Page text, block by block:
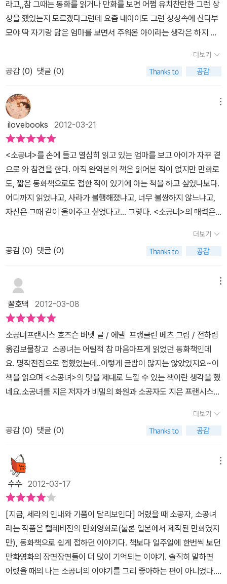
놓인다. 아이들이 잠자는 틈에 이 모든 일이 이루어지다니. 상상이 현
실이 되는 놀라운 순간. 그 감격의 순간에 함께 가슴이 벅차 오른다.
신데렐라 콤플렉스를 자극하는 동화라는 비판을 받아도 좋다. 나는
만 쓰는 로티의 엄마가 되어 주고, 뭐든 자신감 없는 어먼가드의 친구
가 되어 주고, 힘들게 일하는 불쌍한 베키의 동반자가 되어 주는 멋진
아이 사라. 풍부한 상상력으로 이야기를 짓기 좋아하고 사라가 해 준
많은 이야기들은 아이들의 관심을 한 몸에 받는데 그런 중에 질투와
시기의 대상이 되기도 하지만 그 모든 것을 물리칠 정도의 고상함이
아이에게 넘쳐난다. '바로 이 아이'라고 외치는 인도 신사. 사업에 실
패한 줄 알고 돌아가신 아빠를 대신 해 동업자 친구는 이제 사라에게
많은 것을 줄 수 있게 되었다. 사라의 부만 믿었던 민친여학생 기숙학
교 교장. 그녀의 악랄함 덕에 사라가 눈부시게 빛난다. 처음에는 이런
친구가 있다면 참 좋겠다 생각하며 읽었는데, 이 책을 읽은 많은 아이
들이 사라와 같은 풍부한 마음을 지녔으면 좋겠다는 생각을 하며 책
을 덮었다.
한권조차 읽을 여유가 없는 요즘. 어쩌다 시간을 내서 책을 읽으려 해
도 얼마 안 있어 다시 책을 내려놓아야 하는 상황이 계속되다보니, 한
스릴 수 있었다면 난 책을 이렇게 오랫동안 내려놓지 않았을 텐데. 난
사라처럼 방해받은 순간 ‘터질 듯 짜증나는 심정’을 잘 숨기지 못했다.
그리고 나의 그 ‘짜증나는 심정’은 아이들에게 그리고 신랑에게 터뜨
리곤 했다. 사라를 보며 난 참 많이 부끄러웠다. 어린 나이에도 자신의
감정을 조절할 줄 알았던 사라를 보면서, 나이를 먹었다고 다 어른이
아니란 생각마저 하게 되었다. 몸의 나이는 세월에 따라 저절로 먹는
것이지만, 마음의 나이는 스스로의 노력으로 얻게 되는 것이란 것도
말이다. 사라의 입장에선 별다른 의도 없이 단지 자기가 좋아서 하는
일일뿐이었다. 어렸을 때부터 베푸는 것을 좋아해온 사라는 사실 자
신이 가엾은 베키에게 얼마나 큰 위안이 되는지 잘 몰랐고, 자신이 베
키에게 얼마나 대단한 은인으로 보이는지도 전혀 짐작하지 못했다.
선천적으로 베푸는 것을 좋아하는 사람은 원래 손뿐 아니라 마음도
마음만은 꽉 차 있어 베풀 것이 항상 끊이지 않는다. 따뜻함, 친절함,
다정함... 도움과 위안 그리고 환한 웃음. 때로는 환하고 다정한 웃음
만큼 삶에서 더 큰 힘이 되는 것도 없다.평생을 힘들고 거칠게 살아온
베키는 이제껏 한 번도 제대로 웃어 본 적이 없는 아이였다. 적어도 사
키도 깨닫지 못한 사이에 어느새 사라의 웃음은 주린 배를 꽉 채워 준
고기 파이만큼이나 베키의 마음도 한가득 채워 주었다. - <소공녀>
87p 중에서 - 그러다 문득 머릿속에 한 가지 생각이 스쳤다. 얼굴에
화색이 돌며 사라의 눈빛이 반짝였다. 사라는 자세를 꼿꼿이 펴고 고
개를 바짝 들었다. ‘무슨 일이 있어도 나에게서 결코 빼앗아 갈 수 없
는 것이 한 가지 있어. 공주라면 아무리 누더기를 걸쳐도 여전히 내면
은 공주잖아. 황금 옷을 입고 공주답게 행동하는 건 쉬운 일이겠지만,
아무도 알아 주지 않을 때 공주답게 행동하는 게 더욱 가치 있는 일이
야. 마리 앙투아네트가 왕관을 빼앗기고 감옥에 갇혔을 때를 봐. 검은
라고 놀려 댔는데도, 마리 앙투아네트는 모든 게 순조롭던 시절보다
훨씬 더 여왕 같은 모습을 유지했어. 사람들이 아무리 삿대질을 하고
비아냥대도 절대 그 기개를 꺾지 않았지. 심지어는 목이 잘릴 때조
차... 마리 앙투아네트는 진정으로 다른 사람들보다 강했던 거야.’이
생각은 사라가 지금껏 열두 번도 더 넘게 되새겨 온 생각이었다. 힘이
들 때도 그 생각만 하면 신기하게 마음에 위안이 되었다. - <소공녀>
181p 중에서 - 많은 것을 가졌을 때는 공주 같은 마음가짐을 가지고
주변 사람들을 돌보고, 가진 것이 아무것도 없었을 때도 공주 같은 마
음가짐으로 자신을 돌볼 줄 알았던 사라. 자신을 바로 세우며 자신을
킵시다! 2010.11.12. 이은우(초등3) 이 책은 옮긴 책이니, 다른 책이
다, 라고 생각한다.그런데 역시 책을 여러 번 읽으면 더 좋다!처음엔
사라(=세라)가 좋았고 존경스러웠는데, 지금은 물론 그 캐릭터가 싫
지는 않다.하지만 약간 성격이 위풍당당하다고 다 공주 같지는 않다.
물론 공주같은 면이 있기는 하지만.그렇다고 다 공주는 아니다.<<소
라는 뜻이다.그리고 만약에 사라가 자신이 부자라서 공주라고 한다
면, 난 나와 성격이 비슷한 사라에게 실망할 것이다!사라와 나의 닮은
점은, 먼저 인형이나 물건이 살아있다고 생각하는 것과 판타지 세계
를 좋아하고, 이야기를 만들며 상상력이 풍부한 것이라고 하겠다.201
2.2.29.(수) 이은우(초등4)
라고,,참 그때는 동화를 읽거나 만화를 보면 어쩜 유치찬란한 그런 상
상을 했었는지 모르겠다그런데 요즘 내아이도 그런 상상속에 산다부
모야 딱 자기랑 닮은 엄마를 보면서 주워온 아이라는 생각은 하지 않
주인공을 만나 논다는 즐거운 상상을 하곤 한다고 한다,ㅎㅎ 역시 상
상이란것은 사람을 아주 기분좋게 만들어준다,나어릴적에 수많은 꿈
을 가지고 상상속을 여행햇듯이 내딸도 요즘 그런 상상을 통해 즐거
움도 배우고 좀더 유쾌한 생활을 하려고 노력을 하는것 같다,우리가
만난 아주 오래된 친구 사라를 만났다사라는인도에서 부유한 환경에
서 공주대접을 받으며 자랐다 그러다가 영국으로 기숙학교로 입학을
하게 되었을때도 언제나 그녀의 환경과 그녀의 말투 행동거지는 다른
이들의 주목을 받기 충분했다부유한 가정에서 공주대접을 받던 사라
는 학교에서도 친구들에게 많은 사랑을 받으며 관심을 받는다, 그때
도 사라의 성품이 보이듯 동생들을 잘 챙기고 즐거운 이야기를 많이
들려주는 아주 착한 소녀였다그러던 어느날 사라네 집에 문제가 생겼
다사라의 아버지의 죽음과 파산, 그녀는 하루 아침에 정말로 길거리
에 나앉게 되었는데 기숙학교 교장은 그녀를 다락방에 머물게 하면서
하녀의 역활을 시킨다너무억울하고 슬플텐데도 그녀는 슬픔을 스스
아온 손님과 친구가 되면서 하루하루 더 즐거운 삶을 보내게 되었다
긍정의 힘에서 오는 힘이었을까 아니면 그녀의 즐거운 상상력 때문일
까 그녀에게 다시 희망이 찾아온다,어디선가에서는 그녀를 애타게 찾
고 있었던것,,아버지의 친구를 다시 만나면서 그녀는 다시 예전의 사
라도 돌아가게 되었다는이야기 이 책을 읽으며 우리 어릴적 소녀들은
꿈을 가졌다 혹시 내게도 저런 일이, 소공녀를 읽으며 많은 꿈을 가졌
던 소녀는 지금 딸을 키우며다시 내아이에게 이책을 읽어주며 내아이
도 즐거운 상상을 많이 하고 긍정적인 마음이 가진 바른 아이로 자라
아이이들의 감성을 자극하는 글들이 참 많다그래서 그녀의 작품들을
참 좋아한다,,
더보기
공감 (0) 댓글 (0)
ilovebooks 2012-03-21
<소공녀>를 손에 들고 열심히 읽고 있는 엄마를 보고 아이가 자꾸 곁
으로 와 참견을 한다. 아직 완역본의 책은 읽어본 적이 없지만 만화로
도, 짧은 동화책으로도 접한 적이 있기에 아는 척을 하고 싶었나보다.
어디까지 읽었냐고, 사라가 불행해졌냐고, 너무 불쌍하지 않느냐고,
자신은 그때 같이 울어주고 싶었다고... 그렇다. <소공녀>의 매력은
통이 내게도 전해질 것처럼 극심하다가 다시 극적으로 행복해지는 그
과정을 통해 느껴지는 전율이 아닐까 싶다. 내 어릴 적 시절부터 누구
나 읽었던 책인만큼 <소공녀>는 이미 고전이다. 지금이야 제목이 '세
라 이야기'로 바뀌기도 해서 '그 책이 그 책이야?' 하는 분들도 계시지
려주는 듯하다. 오랫만에 읽는 <소공녀>는 그야말로 반짝반짝하다.
공주처럼 떠받들어 자랐지만 결코 자만해지지 않은 일곱살짜리 여자
아이. 깍듯한 예의를 차릴 줄 알고 이미 사람들의 그 깊은 마음을 꿰뚫
어볼 줄 알았던 아이는, 어쩌면 조금은 어둠을 간직한 어른들에게 꺼
림칙한 존재가 될 수밖에 없을지도 모르겠다. 때문에 사라가 제대로
알아본 민친 여학생 기숙 학교의 이미지와 민친 교장에 대한 생각은
사라의 품성만큼이나 반대편에 서 있다. '아마 자신도 속으로는 지금
자기가 하려는 행동이 잔인하고 비인간적인 일이라는 사실을 깨닫고
있기 때문인지도 몰랐다.'...104p 인간이라는 존재는, 자신의 어둠이
민친 교장과 사라의 관계를 보면 더욱 그렇게 느껴진다. 그럼에도 사
라는 마치 타고난 성품을 자랑이라도하듯 뛰어난 상상력의 도움을 받
아 고귀한 성품을 잃지 않는다. 사라의 처지가 궁색하면 궁색해질수
록 그녀가 겪는 고통이 더욱 커질수록 사라가 보여주는 행동과 생각
은 더욱 특별하게 보여진다. 누구에게나 상냥하게 대할 줄 아는 점, 어
려움에 처한 사람들을 최대한 도와주려고 했던 점, 자신의 처지를 비
관하지 않고 끝없이 새로운 상상으로 극복하려고 노력한 점 등 사라
는 놀랍기만 한 아이이다. '바로 그 순간 또 한 번 마법이 손을 뻗었
다. 아름다운 힘을 가진 마법, 정말이지 마법이 아니라면 달리 설명할
더보기
공감 (0) 댓글 (0)
꿀호떡 2012-03-08
소공녀프랜시스 호즈슨 버넷 글 / 에델 프랭클린 베츠 그림 / 전하림
옮김보물창고 소공녀는 어릴적 참 마음아프게 읽었던 동화책인데
요. 명작전집으로 접했었는데..이렇게 글밥이 많지는 않았었지요~이
책을 읽으며 <소공녀>의 맛을 제대로 느낄 수 있는 책이란 생각을 했
네요.소공녀를 지은 저자가 비밀의 화원과 소공자도 지은 프랜시스
비슷한 점이 있는 것 같기도 해요~부유했던 소녀 사라에게 아버지의
죽음과 함께 찾아온 불행,가진것을 모두 잃어야만 했지만 꿋꿋하게
견디어 내며 희망을 잃지 않는 모습은어른이 되어 읽어도 참 감동적
이네요. 주인공 사라는 정말 사랑스런 아이인데다가 아빠의 사랑을
듬뿍 받았지요..아빠가 사라를 학교에 데려다 주고 못내 아쉬워 하던
모습에서 부녀간의 정을 느낄 수 있었지요.아빠가 소공녀에게 해주는
많은 혜택들이 소녀들이라면 누구나 부러워할만 한데요.꼭 그런 물질
적인 것들이 아니고라도 이세상의 모든 딸들은 아빠에게 공주와 같은
존재가 아닌가 싶어요.저희 아빠도 저를 우리집 공주라고 불렀거든
요.ㅋ그런 아빠를 잃고 화려했던 시간은 지난밤의 꿈처럼 사라져 버
리지요.갖은 천대와 외로움속에서도 선한 마음을 잃지 않고 희망을
꿈꾸며 살아가는 사라의 모습은현실적으로 힘든 상황에 처한 아이들
더보기
공감 (0) 댓글 (0)
수수 2012-03-17
[지금, 세라의 인내와 기품이 달리보인다] 어렸을 때 소공자, 소공녀
라는 작품은 텔레비전의 만화영화로(물론 일본에서 제작된 만화였지
만), 동화책으로 쉽게 접하던 이야기다. 책보다 일주일에 한번씩 보던
만화영화의 장면장면들이 더 많이 기억되는 이야기. 솔직히 말하면
어렸을 때의 나는 소공녀의 이야기를 그리 좋아하는 편이 아니었다.